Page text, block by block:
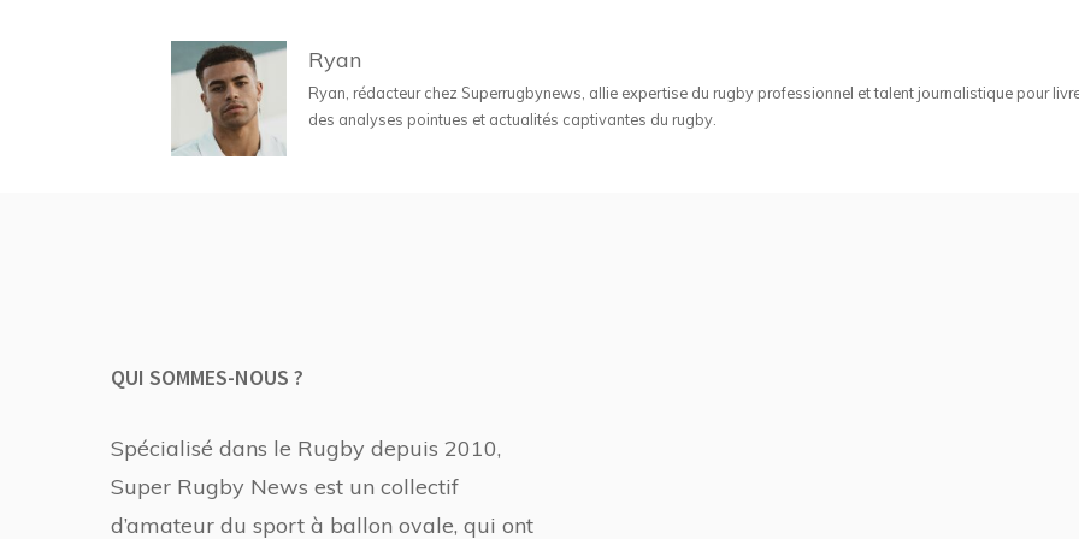
Ryan
Ryan, rédacteur chez Superrugbynews, allie expertise du rugby professionnel et talent journalistique pour
des analyses pointues et actualités captivantes du rugby.
QUI SOMMES-NOUS ?
Spécialisé dans le Rugby depuis 2010,
Super Rugby News est un collectif
d’amateur du sport à ballon ovale, qui ont